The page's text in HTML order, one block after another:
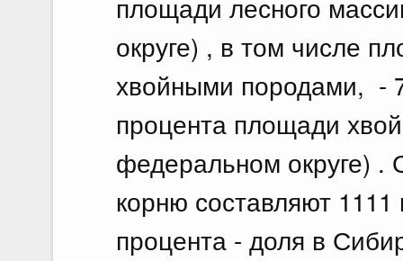
площади лесного
округе) , в том числе
хвойными породами, -
процента площади
федеральном округе)
корню составляют
процента - доля в